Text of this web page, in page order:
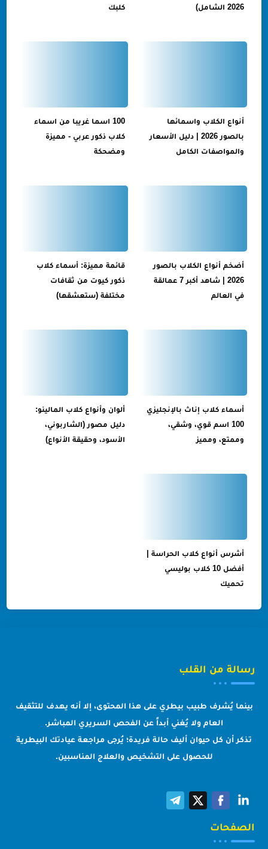
2026 الشامل)
كلبك
أنواع الكلاب واسمائها
بالصور 2026 | دليل الأسعار
والمواصفات الكامل
100 اسما غريبا من اسماء
كلاب ذكور عربي - مميزة
ومضحكة
أضخم أنواع الكلاب بالصور
2026 | شاهد أكبر 7 عمالقة
في العالم
قائمة مميزة: أسماء كلاب
ذكور كيوت من ثقافات
مختلفة (ستعشقها)
أسماء كلاب إناث بالإنجليزي
100 اسم قوي، وشقي،
وممتع، ومميز
ألوان وأنواع كلاب المالينو:
دليل مصور (الشاربوني،
الأسود، وحقيقة الأنواع)
أشرس أنواع كلاب الحراسة |
أفضل 10 كلاب بوليسي
تحميك
رسالة من القلب
بينما يُشرف طبيب بيطري على هذا المحتوى، إلا أنه يهدف للتثقيف
العام ولا يُغني أبداً عن الفحص السريري المباشر.
تذكر أن كل حيوان أليف حالة فريدة؛ يُرجى مراجعة عيادتك البيطرية
للحصول على التشخيص والعلاج المناسبين.
الصفحات